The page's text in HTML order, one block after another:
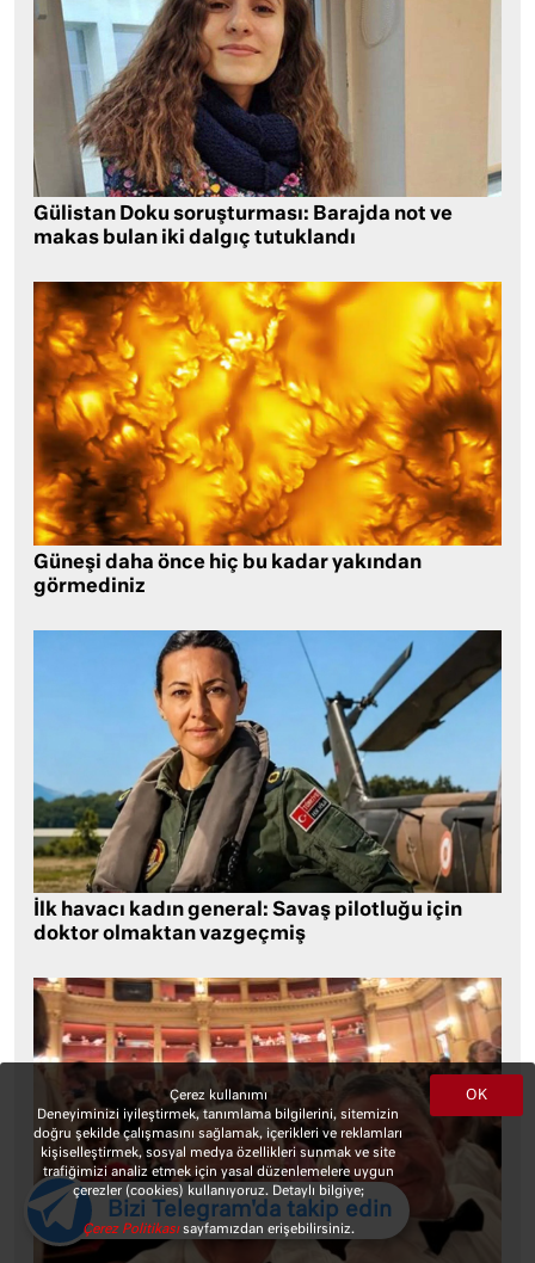
Gülistan Doku soruşturması: Barajda not ve
makas bulan iki dalgıç tutuklandı
Güneşi daha önce hiç bu kadar yakından
görmediniz
İlk havacı kadın general: Savaş pilotluğu için
doktor olmaktan vazgeçmiş
OK
Çerez kullanımı
Deneyiminizi iyileştirmek, tanımlama bilgilerini, sitemizin
doğru şekilde çalışmasını sağlamak, içerikleri ve reklamları
kişiselleştirmek, sosyal medya özellikleri sunmak ve site
trafiğimizi analiz etmek için yasal düzenlemelere uygun
çerezler (cookies) kullanıyoruz. Detaylı bilgiye;
Çerez Politikasısayfamızdan erişebilirsiniz.
Bizi Telegram'da takip edin